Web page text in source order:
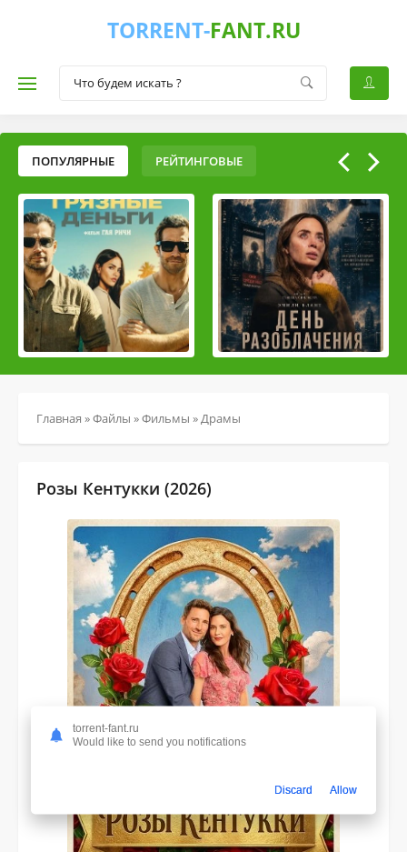
TORRENT-FANT.RU
ПОПУЛЯРНЫЕ РЕЙТИНГОВЫЕ
Главная »Файлы »Фильмы »Драмы
Розы Кентукки (2026)
torrent-fant.ru
Would like to send you notifications
Discard Allow